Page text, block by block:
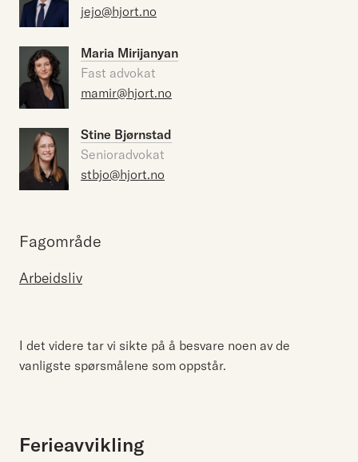
jejo@hjort.no
Maria Mirijanyan
Fast advokat
mamir@hjort.no
Stine Bjørnstad
Senioradvokat
stbjo@hjort.no
Fagområde
Arbeidsliv
I det videre tar vi sikte på å besvare noen av de
vanligste spørsmålene som oppstår.
Ferieavvikling